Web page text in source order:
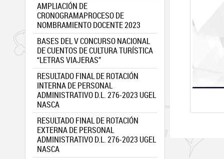
AMPLIACIÓN DE
CRONOGRAMAPROCESO DE
NOMBRAMIENTO DOCENTE 2023
BASES DEL V CONCURSO NACIONAL
DE CUENTOS DE CULTURA TURÍSTICA
“LETRAS VIAJERAS”
RESULTADO FINAL DE ROTACIÓN
INTERNA DE PERSONAL
ADMINISTRATIVO D.L. 276-2023 UGEL
NASCA
RESULTADO FINAL DE ROTACIÓN
EXTERNA DE PERSONAL
ADMINISTRATIVO D.L. 276-2023 UGEL
NASCA